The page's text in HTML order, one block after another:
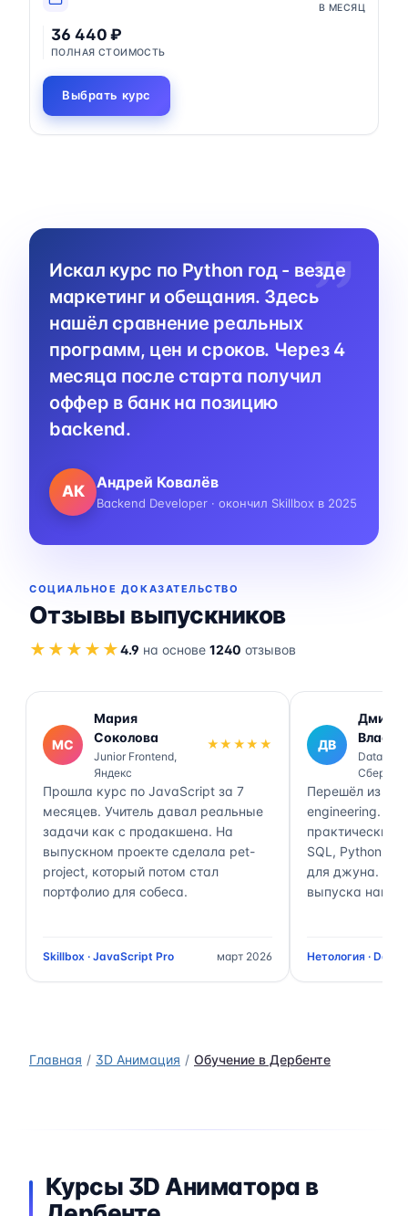
В МЕСЯЦ
36 440 ₽
ПОЛНАЯ СТОИМОСТЬ
Выбрать курс
Искал курс по Python год - везде
маркетинг и обещания. Здесь
нашёл сравнение реальных
программ, цен и сроков. Через 4
месяца после старта получил
оффер в банк на позицию
backend.
АК Андрей Ковалёв
Backend Developer · окончил Skillbox в 2025
СОЦИАЛЬНОЕ ДОКАЗАТЕЛЬСТВО
Отзывы выпускников
★★★★★4.9 на основе 1240 отзывов
МС
Мария
Соколова
Junior Frontend,
Яндекс
★★★★★
Прошла курс по JavaScript за 7
месяцев. Учитель давал реальные
задачи как с продакшена. На
выпускном проекте сделала pet-
project, который потом стал
портфолио для собеса.
Skillbox · JavaScript Pro март 2026
ДВ
Власов
Data
Сбер
Перешёл из
engineering.
практически
SQL, Python,
для джуна.
выпуска нашёл
Нетология · Data
Главная 3D Анимация Обучение в Дербенте
Курсы 3D Аниматора в